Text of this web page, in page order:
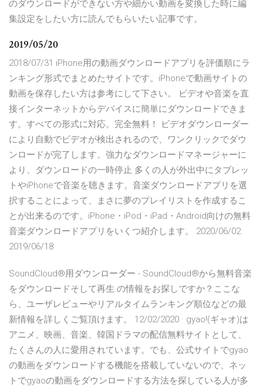
のダウンロードができない方や細かい動画を変換した時に編
集設定をしたい方に読んでもらいたい記事です。
2019/05/20
2018/07/31 iPhone用の動画ダウンロードアプリを評価順にラ
ンキング形式でまとめたサイトです。iPhoneで動画サイトの
動画を保存したい方は参考にして下さい。 ビデオや音楽を直
接インターネットからデバイスに簡単にダウンロードできま
す。すべての形式に対応。完全無料！ ビデオダウンローダー
により自動でビデオが検出されるので、ワンクリックでダウ
ンロードが完了します。強力なダウンロードマネージャーに
より、ダウンロードの一時停止 多くの人が外出中にタブレッ
トやiPhoneで音楽を聴きます。音楽ダウンロードアプリを選
択することによって、まさに夢のプレイリストを作成するこ
とが出来るのです。iPhone・iPod・iPad・Android向けの無料
音楽ダウンロードアプリをいくつ紹介します。 2020/06/02
2019/06/18
SoundCloud®用ダウンローダー - SoundCloud®から無料音楽
をダウンロードそして再生.の情報をお探しですか？ここな
ら、ユーザレビューやリアルタイムランキング順位などの最
新情報を詳しくご覧頂けます。 12/02/2020 · gyao!(ギャオ)は
アニメ、映画、音楽、韓国ドラマの配信無料サイトとして、
たくさんの人に愛用されています。でも、公式サイトでgyao
の動画をダウンロードする機能を搭載していないので、ネッ
トでgyaoの動画をダウンロードする方法を探している人が多